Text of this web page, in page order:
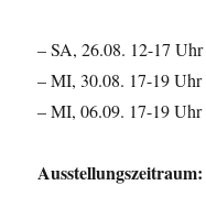
– SA, 26.08. 12-17 Uhr
– MI, 30.08. 17-19 Uhr
– MI, 06.09. 17-19 Uhr
Ausstellungszeitraum: